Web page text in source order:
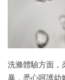
洗滌體驗方面，
暴，悉心呵護幼